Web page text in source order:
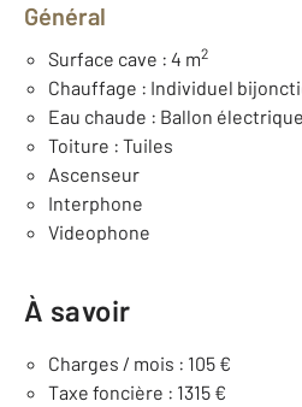
Général
Surface cave : 4 m2
Chauffage : Individuel
Eau chaude : Ballon électrique
Toiture : Tuiles
Ascenseur
Interphone
Videophone
À savoir
Charges / mois : 105 €
Taxe foncière : 1315 €